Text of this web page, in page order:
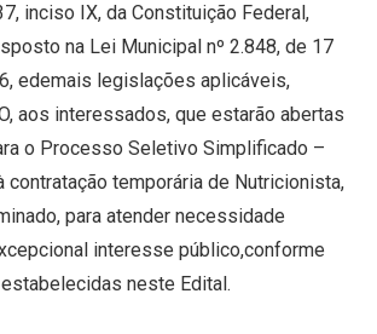
inciso IX, da Constituição Federal,
na Lei Municipal nº 2.848, de 17
edemais legislações aplicáveis,
aos interessados, que estarão abertas
o Processo Seletivo Simplificado –
contratação temporária de Nutricionista,
para atender necessidade
interesse público,conforme
neste Edital.